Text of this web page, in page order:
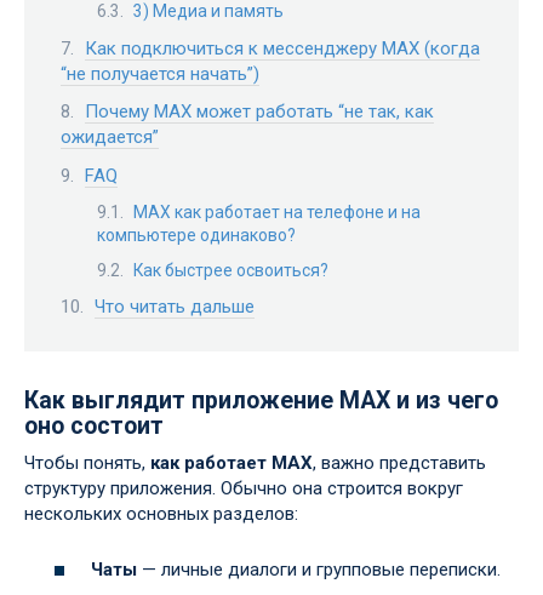
3) Медиа и память
Как подключиться к мессенджеру MAX (когда
“не получается начать”)
Почему MAX может работать “не так, как
ожидается”
FAQ
MAX как работает на телефоне и на
компьютере одинаково?
Как быстрее освоиться?
Что читать дальше
Как выглядит приложение MAX и из чего
оно состоит
Чтобы понять, как работает MAX, важно представить
структуру приложения. Обычно она строится вокруг
нескольких основных разделов:
Чаты — личные диалоги и групповые переписки.